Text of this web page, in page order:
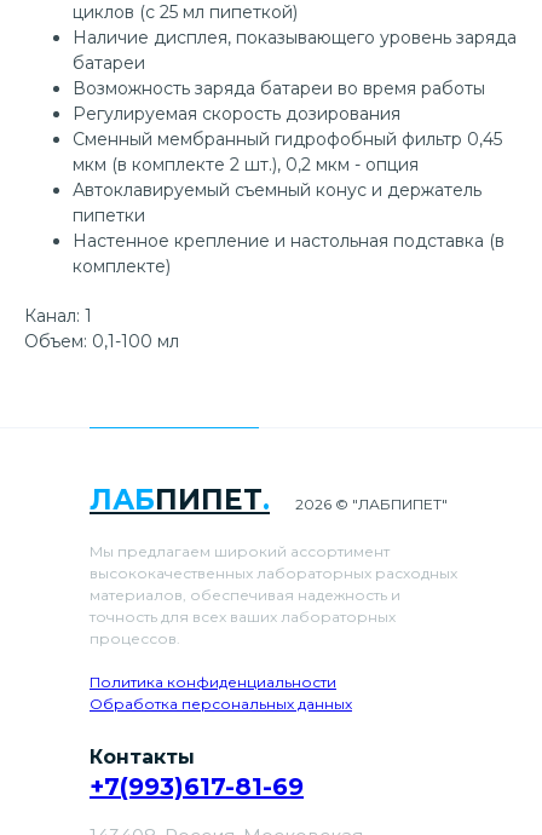
циклов (с 25 мл пипеткой)
Наличие дисплея, показывающего уровень заряда
батареи
Возможность заряда батареи во время работы
Регулируемая скорость дозирования
Сменный мембранный гидрофобный фильтр 0,45
мкм (в комплекте 2 шт.), 0,2 мкм - опция
Автоклавируемый съемный конус и держатель
пипетки
Настенное крепление и настольная подставка (в
комплекте)
Канал: 1
Объем: 0,1-100 мл
ЛАБПИПЕТ.
Мы предлагаем широкий ассортимент
высококачественных лабораторных расходных
материалов, обеспечивая надежность и
точность для всех ваших лабораторных
процессов.
Политика конфиденциальности
Обработка персональных данных
2026 © "ЛАБПИПЕТ"
Контакты
+7(993)617-81-69